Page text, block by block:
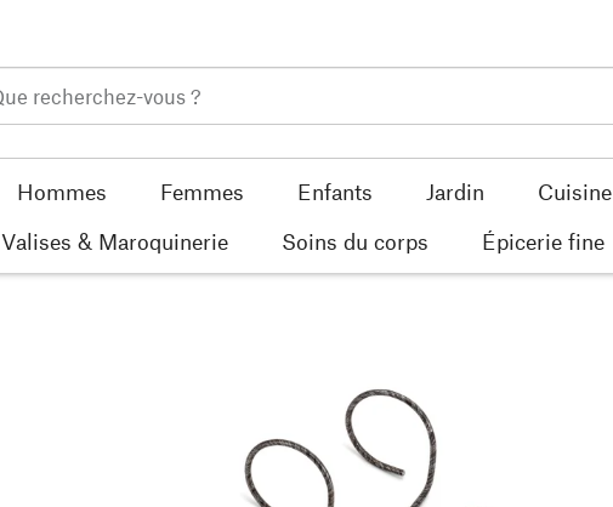
Hommes Femmes Enfants Jardin Cuisine
Valises & Maroquinerie Soins du corps Épicerie fine